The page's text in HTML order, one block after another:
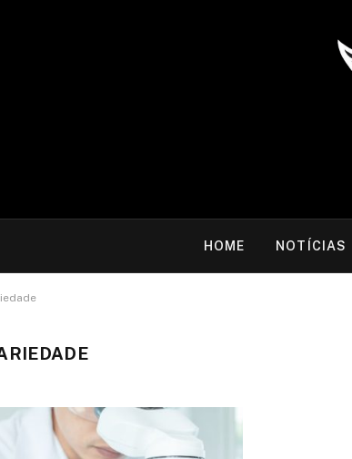
HOME NOTÍCIAS